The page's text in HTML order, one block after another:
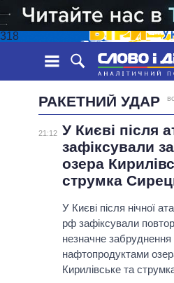
318
СТРІЧКА
ПОДІЇ
СТАТТІ
ДУМКИ
ОГЛЯДИ
ДАЙДЖЕСТИ
ПРЕЗИДЕНТ І ОФІС
ВЕРХОВНА РАДА
КАБІНЕТ МІНІСТРІВ
ГОЛОВИ
ВІДЕО
РАКЕТНИЙ УДАР
21:12 У Києві після
зафіксували
озера
струмка
У Києві після нічної
рф зафіксували
незначне забруднення
нафтопродуктами
Кирилівське та